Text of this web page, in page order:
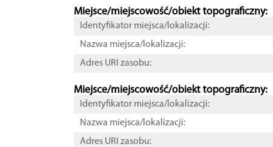
Miejsce/miejscowość/obiekt topograficzny:
Identyfikator miejsca/lokalizacji:
Nazwa miejsca/lokalizacji:
Adres URI zasobu:
Miejsce/miejscowość/obiekt topograficzny:
Identyfikator miejsca/lokalizacji:
Nazwa miejsca/lokalizacji:
Adres URI zasobu: